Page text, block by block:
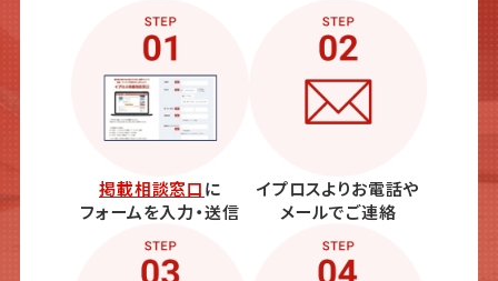
掲載相談窓口に
フォームを入力・送信
イプロスよりお電話や
メールでご連絡